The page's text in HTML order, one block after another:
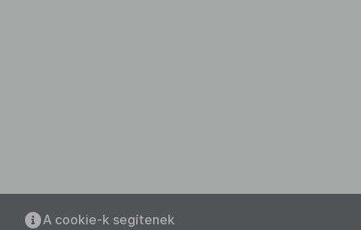
A cookie-k segítenek